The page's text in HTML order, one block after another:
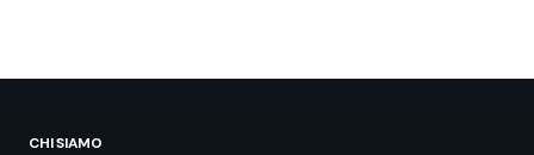
CHI SIAMO